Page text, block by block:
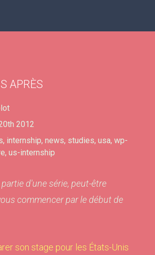
APRÈS
2012
, internship, news, studies, usa, wp-
, us-internship
d'une série, peut-être
commencer par le début de
son stage pour les États-Unis